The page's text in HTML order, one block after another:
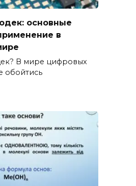
основные
в
В мире цифровых
обойтись